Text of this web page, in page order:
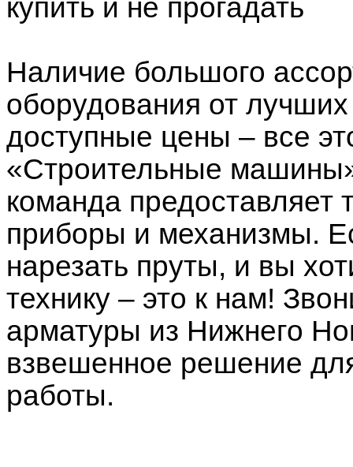
купить и не прогадать
Наличие большого
оборудования от
доступные цены – все
«Строительные
команда предоставляет
приборы и механизмы.
нарезать пруты, и вы
технику – это к нам!
арматуры из Нижнего
взвешенное решение
работы.